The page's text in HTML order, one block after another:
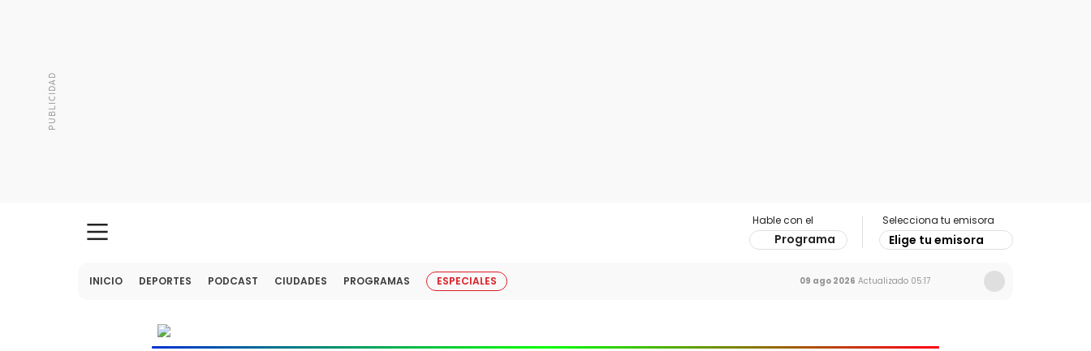
Hable con el
Programa
Selecciona tu emisora
Elige tu emisora
INICIO DEPORTES PODCAST CIUDADES PROGRAMAS ESPECIALES 09 ago 2026 Actualizado 05:17